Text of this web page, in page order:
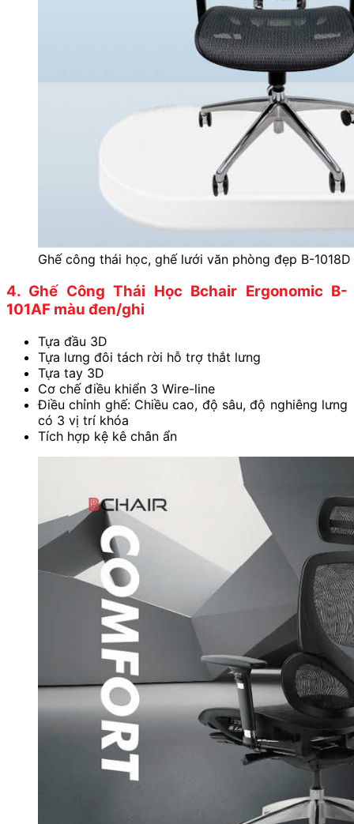
Ghế công thái học, ghế lưới văn phòng đẹp B-
4. Ghế Công Thái Học Bchair Ergonomic B-
101AF màu đen/ghi
Tựa đầu 3D
Tựa lưng đôi tách rời hỗ trợ thắt lưng
Tựa tay 3D
Cơ chế điều khiển 3 Wire-line
Điều chỉnh ghế: Chiều cao, độ sâu, độ nghiêng lưng
có 3 vị trí khóa
Tích hợp kệ kê chân ẩn